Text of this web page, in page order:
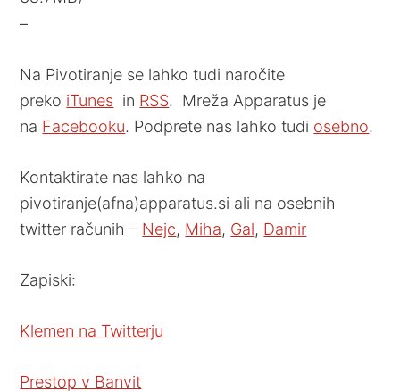
–
Na Pivotiranje se lahko tudi naročite
preko iTunes in RSS. Mreža Apparatus je
na Facebooku. Podprete nas lahko tudi osebno.
Kontaktirate nas lahko na
pivotiranje(afna)apparatus.si ali na osebnih
twitter računih – Nejc, Miha, Gal, Damir
Zapiski:
Klemen na Twitterju
Prestop v Banvit